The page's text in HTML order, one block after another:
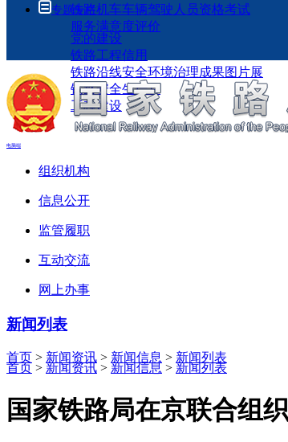
铁路机车车辆驾驶人员资格考试
服务满意度评价
专题专栏
党的建设
铁路工程信用
铁路沿线安全环境治理成果图片展
铁路安全生产月
工程建设
电脑端
组织机构
信息公开
监管履职
互动交流
网上办事
新闻列表
首页 > 新闻资讯 > 新闻信息 > 新闻列表
首页 > 新闻资讯 > 新闻信息 > 新闻列表
国家铁路局在京联合组